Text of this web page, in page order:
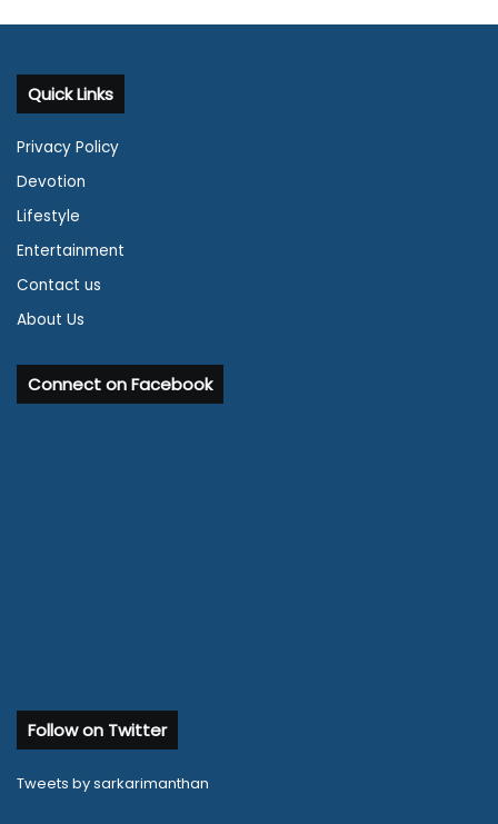
Quick Links
Privacy Policy
Devotion
Lifestyle
Entertainment
Contact us
About Us
Connect on Facebook
Follow on Twitter
Tweets by sarkarimanthan